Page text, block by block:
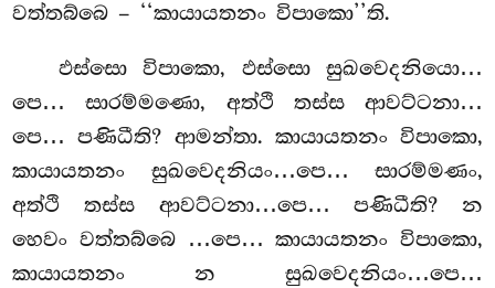
වත්තබ්බෙ – ‘‘කායායතනං විපාකො’’ති.
ඵස්සො විපාකො, ඵස්සො සුඛවෙදනියො…
පෙ… සාරම්මණො, අත්ථි තස්ස ආවට්ටනා…
පෙ… පණිධීති? ආමන්තා. කායායතනං විපාකො,
කායායතනං සුඛවෙදනියං…පෙ… සාරම්මණං,
අත්ථි තස්ස ආවට්ටනා…පෙ… පණිධීති? න
හෙවං වත්තබ්බෙ …පෙ… කායායතනං විපාකො,
කායායතනං න සුඛවෙදනියං…පෙ…